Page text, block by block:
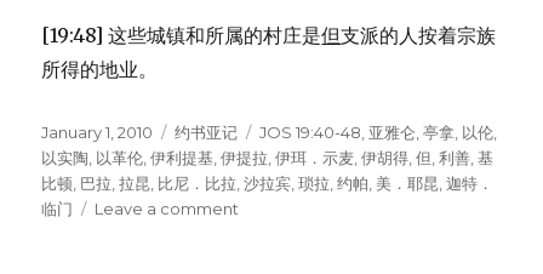
[19:48] 这些城镇和所属的村庄是但支派的人按着宗族
所得的地业。
Posted
on
January 1, 2010 Categories
约书亚记 Tags
JOS 19:40-48 亚雅仑 ,亭拿 以伦
以实陶 以革伦 ,伊利提基 ,伊提拉 ,伊珥．示麦 ,伊胡得 ,但 ,利善 ,基
比顿 巴拉 ,拉昆 比尼．比拉 ,沙拉宾 ,琐拉 ,约帕 美．耶昆 ,迦特．
临门
Leave a comment